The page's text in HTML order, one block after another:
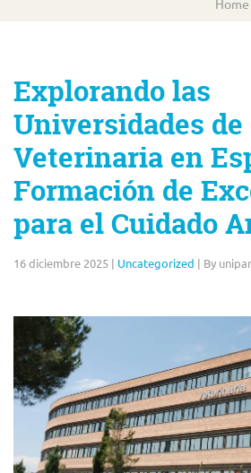
Home
Explorando las
Universidades de
Veterinaria en
Formación de
para el Cuidado
16 diciembre 2025 | Uncategorized | By